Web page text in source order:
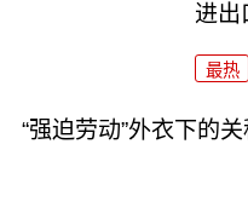
进出
最热
“强迫劳动”外衣下的